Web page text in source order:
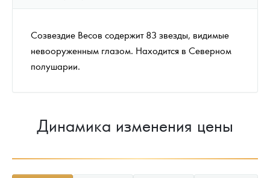
Созвездие Весов содержит 83 звезды, видимые
невооруженным глазом. Находится в Северном
полушарии.
Динамика изменения цены